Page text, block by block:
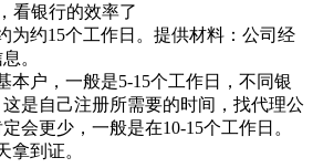
看银行的效率了
为约15个工作日。提供材料：公司经
。
本户，一般是5-15个工作日，不同银
是自己注册所需要的时间，找代理公
会更少，一般是在10-15个工作日。
拿到证。